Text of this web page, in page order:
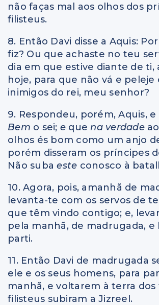
não faças mal aos olhos dos
filisteus.
8. Então Davi disse a Aquis:
fiz? Ou que achaste no teu
dia em que estive diante de ti,
hoje, para que não vá e peleje
inimigos do rei, meu senhor?
9. Respondeu, porém, Aquis, e
Bem o sei; e quena verdade
olhos és bom como um anjo
porém disseram os príncipes
Não subaeste conosco à
10. Agora, pois, amanhã de
levanta-te com os servos de
que têm vindo contigo; e,
pela manhã, de madrugada, e
parti.
11. Então Davi de madrugada
ele e os seus homens, para
manhã, e voltarem à terra dos
filisteus subiram a Jizreel.